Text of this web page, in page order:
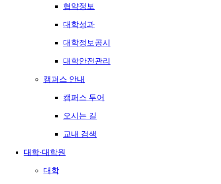
협약정보
대학성과
대학정보공시
대학안전관리
캠퍼스 안내
캠퍼스 투어
오시는 길
교내 검색
대학·대학원
대학